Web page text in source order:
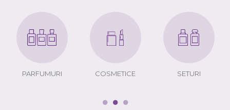
PARFUMURI COSMETICE SETURI